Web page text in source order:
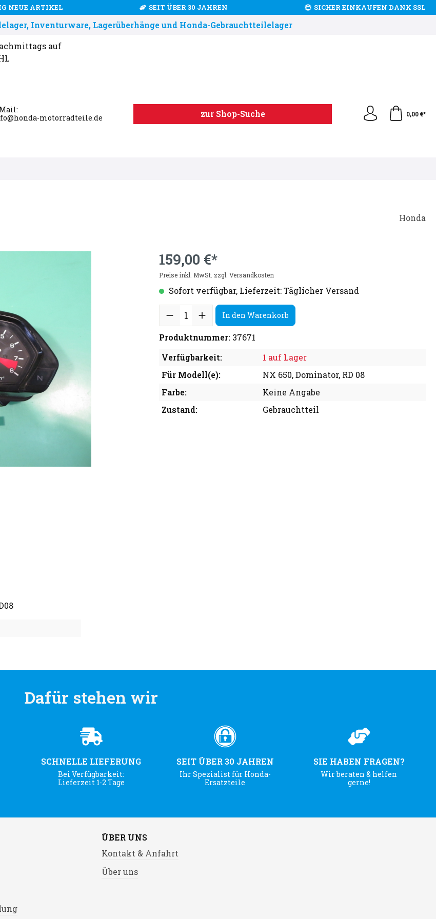
NEUE ARTIKEL SEIT ÜBER 30 JAHREN SICHER EINKAUFEN DANK SSL
Inventurware, Lagerüberhänge und Honda-Gebrauchtteilelager
auf
motorradteile.de
zur Shop-Suche 0,00 €*
Honda
159,00 €*
Preise inkl. MwSt. zzgl. Versandkosten
Sofort verfügbar, Lieferzeit: Täglicher Versand
In den Warenkorb
Produktnummer: 37671
Verfügbarkeit:
1 auf Lager
Für Modell(e):
NX 650, Dominator, RD 08
Farbe:
Keine Angabe
Zustand:
Gebrauchtteil
Dafür stehen wir
SCHNELLE LIEFERUNG
Bei Verfügbarkeit:
Lieferzeit 1-2 Tage
SEIT ÜBER 30 JAHREN
Ihr Spezialist für Honda-
Ersatzteile
SIE HABEN FRAGEN?
Wir beraten & helfen
gerne!
ÜBER UNS
Kontakt & Anfahrt
Über uns